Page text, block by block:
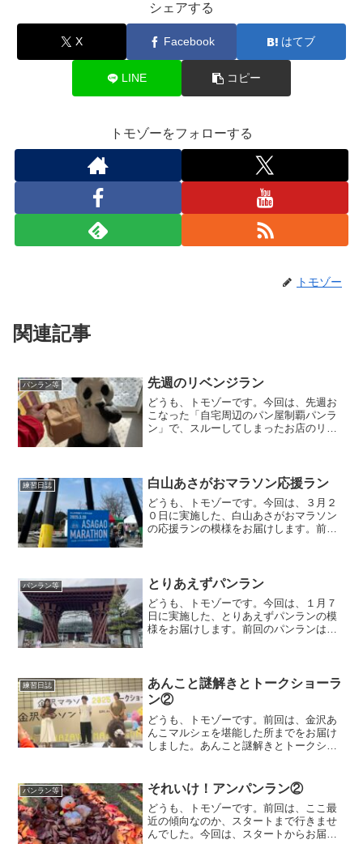
シェアする
X Facebook はてブ
LINE コピー
トモゾーをフォローする
トモゾー
関連記事
パンラン等 先週のリベンジラン
どうも、トモゾーです。今回は、先週お
こなった「自宅周辺のパン屋制覇パンラ
ン」で、スルーしてしまったお店のリベ
画したはいいのですが、皆...
練習日誌 白山あさがおマラソン応援ラン
どうも、トモゾーです。今回は、３月２
０日に実施した、白山あさがおマラソン
の応援ランの模様をお届けします。前回
がおマラソン）の会場は、...
パンラン等 とりあえずパンラン
どうも、トモゾーです。今回は、１月７
日に実施した、とりあえずパンランの模
様をお届けします。前回のパンランはこ
と集合しましたが、年始の...
練習日誌
あんこと謎解きとトークショーラ
ン②
どうも、トモゾーです。前回は、金沢あ
んこマルシェを堪能した所までをお届け
しました。あんこと謎解きとトークショ
が、この後にある、金沢マラソンのイベ
ントのトークショーに行く...
パンラン等 それいけ！アンパンラン②
どうも、トモゾーです。前回は、ここ最
近の傾向なのか、スタートまで行きませ
んでした。今回は、スタートからお届け